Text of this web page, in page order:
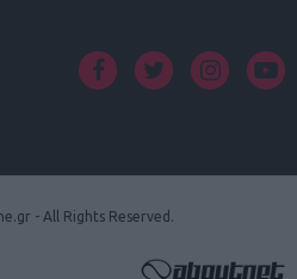
- All Rights Reserved.